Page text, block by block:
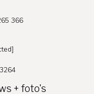
366
+ foto's